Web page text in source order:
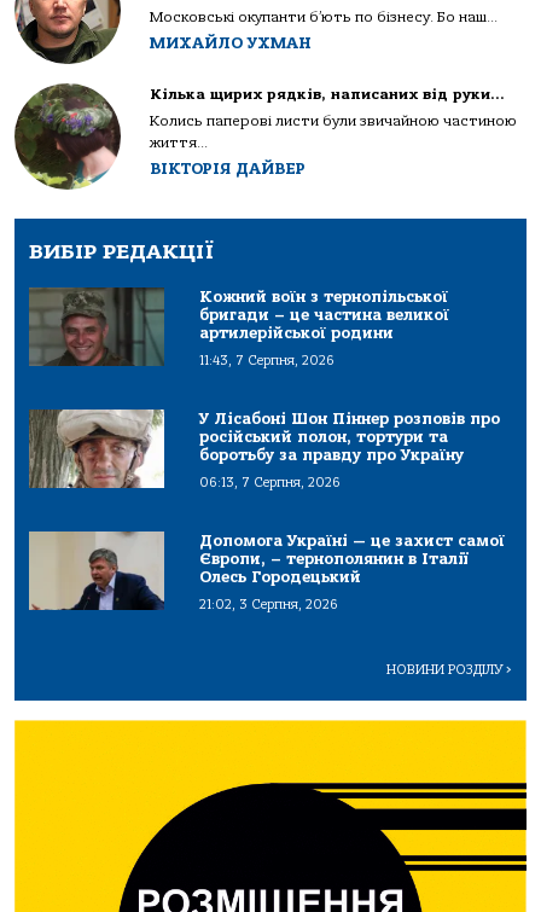
Московські окупанти б’ють по бізнесу. Бо наш...
МИХАЙЛО УХМАН
Кілька щирих рядків, написаних від руки…
Колись паперові листи були звичайною частиною
життя...
ВІКТОРІЯ ДАЙВЕР
ВИБІР РЕДАКЦІЇ
Кожний воїн з тернопільської
бригади – це частина великої
артилерійської родини
11:43, 7 Серпня, 2026
У Лісабоні Шон Піннер розповів про
російський полон, тортури та
боротьбу за правду про Україну
06:13, 7 Серпня, 2026
Допомога Україні — це захист самої
Європи, – тернополянин в Італії
Олесь Городецький
21:02, 3 Серпня, 2026
НОВИНИ РОЗДІЛУ>